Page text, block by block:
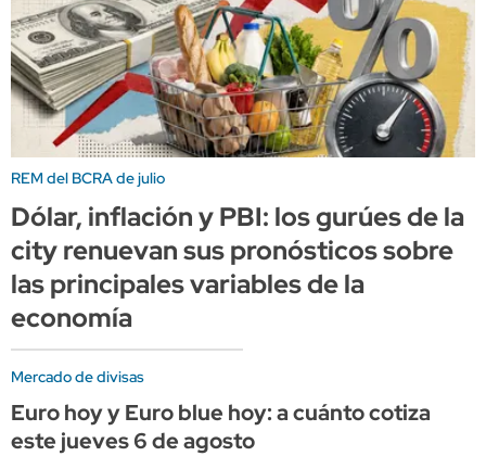
REM del BCRA de julio
Dólar, inflación y PBI: los gurúes de la
city renuevan sus pronósticos sobre
las principales variables de la
economía
Mercado de divisas
Euro hoy y Euro blue hoy: a cuánto cotiza
este jueves 6 de agosto